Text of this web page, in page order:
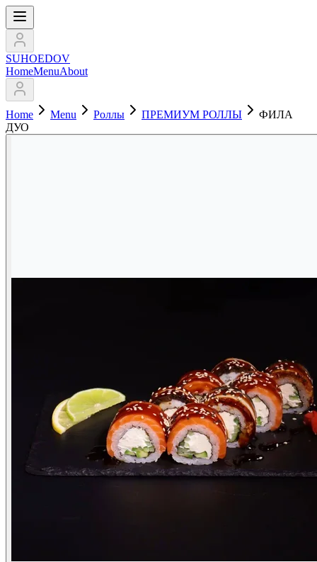
SUHOEDOV
HomeMenuAbout
Home Menu Роллы ПРЕМИУМ РОЛЛЫ
ФИЛА
ДУО